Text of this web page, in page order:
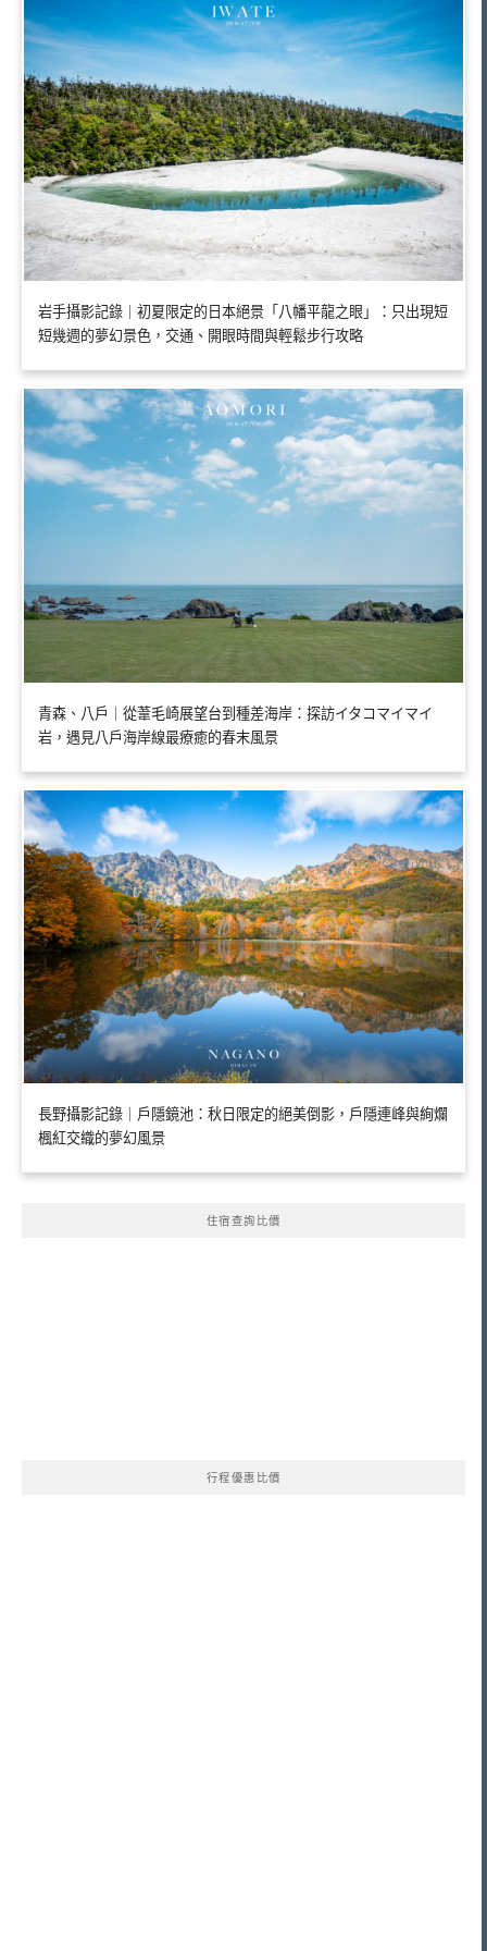
岩手攝影記錄｜初夏限定的日本絕景「八幡平龍之眼」：只出現短
短幾週的夢幻景色，交通、開眼時間與輕鬆步行攻略
青森、八戶｜從葦毛崎展望台到種差海岸：探訪イタコマイマイ
岩，遇見八戶海岸線最療癒的春末風景
長野攝影記錄｜戶隱鏡池：秋日限定的絕美倒影，戶隱連峰與絢爛
楓紅交織的夢幻風景
住宿查詢比價
行程優惠比價